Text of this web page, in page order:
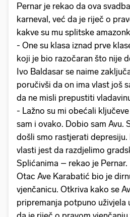
Pernar je rekao da ova
karneval, već da je riječ o
kakve su mu splitske
- One su klasa iznad prve
koji je bio razočaran što nije
Ivo Baldasar se naime
poručivši da on ima vlast još
da ne misli prepustiti
- Lažno su mi obećali
sam i ovako. Dobio sam Avu.
došli smo rastjerati depresiju.
vlasti jest da razdjelimo
Splićanima – rekao je Pernar.
Otac Ave Karabatić bio je
vjenčanicu. Otkriva kako se
pripremanja potpuno uživjela